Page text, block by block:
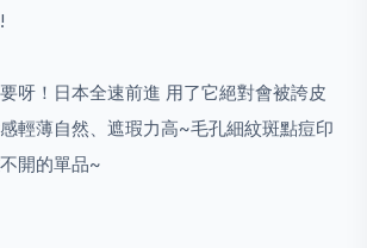
呀！日本全速前進 用了它絕對會被誇皮
輕薄自然、遮瑕力高~毛孔細紋斑點痘印
開的單品~